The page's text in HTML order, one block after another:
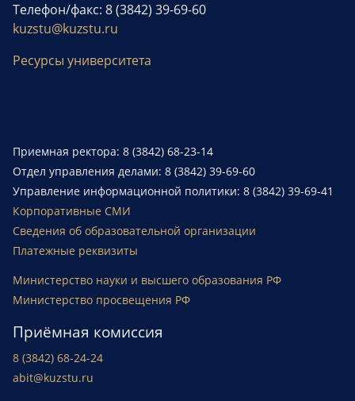
Телефон/факс: 8 (3842) 39-69-60
kuzstu@kuzstu.ru
Ресурсы университета
Приемная ректора: 8 (3842) 68-23-14
Отдел управления делами: 8 (3842) 39-69-60
Управление информационной политики: 8 (3842) 39-69-41
Корпоративные СМИ
Сведения об образовательной организации
Платежные реквизиты
Министерство науки и высшего образования РФ
Министерство просвещения РФ
Приёмная комиссия
8 (3842) 68-24-24
abit@kuzstu.ru